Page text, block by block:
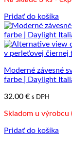
Pridať do košíka
Moderné závesné
farbe | Daylight
32.00 € s DPH
Skladom u výrobcu
Pridať do košíka